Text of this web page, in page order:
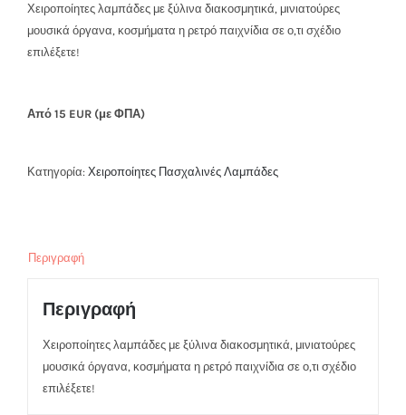
Χειροποίητες λαμπάδες με ξύλινα διακοσμητικά, μινιατούρες
μουσικά όργανα, κοσμήματα η ρετρό παιχνίδια σε ο,τι σχέδιο
επιλέξετε!
Από 15 EUR (με ΦΠΑ)
Κατηγορία: Χειροποίητες Πασχαλινές Λαμπάδες
Περιγραφή
Περιγραφή
Χειροποίητες λαμπάδες με ξύλινα διακοσμητικά, μινιατούρες
μουσικά όργανα, κοσμήματα η ρετρό παιχνίδια σε ο,τι σχέδιο
επιλέξετε!